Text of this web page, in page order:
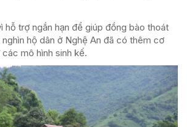
hỗ trợ ngắn hạn để giúp đồng bào thoát
hộ dân ở Nghệ An đã có thêm cơ
mô hình sinh kế.